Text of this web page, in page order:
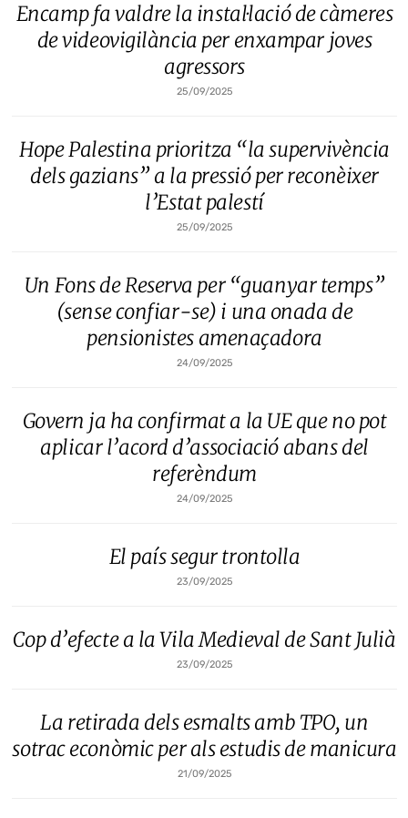
Encamp fa valdre la instal·lació de càmeres
de videovigilància per enxampar joves
agressors
25/09/2025
Hope Palestina prioritza “la supervivència
dels gazians” a la pressió per reconèixer
l’Estat palestí
25/09/2025
Un Fons de Reserva per “guanyar temps”
(sense confiar-se) i una onada de
pensionistes amenaçadora
24/09/2025
Govern ja ha confirmat a la UE que no pot
aplicar l’acord d’associació abans del
referèndum
24/09/2025
El país segur trontolla
23/09/2025
Cop d’efecte a la Vila Medieval de Sant Julià
23/09/2025
La retirada dels esmalts amb TPO, un
sotrac econòmic per als estudis de manicura
21/09/2025